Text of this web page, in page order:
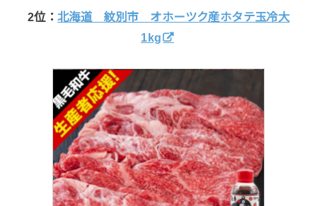
2位： 北海道 紋別市 オホーツク産ホタテ玉冷大
1kg